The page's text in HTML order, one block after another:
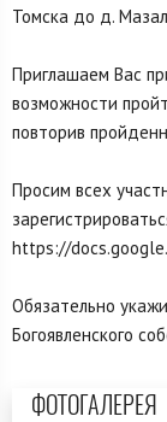
Томска до д.
Приглашаем Вас
возможности
повторив
Просим всех
https://
Обязательно
Богоявленского
ФОТОГАЛЕРЕЯ